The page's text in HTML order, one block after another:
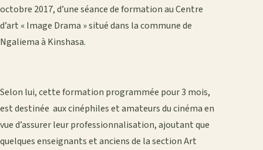
octobre 2017, d’une séance de formation au Centre
d’art « Image Drama » situé dans la commune de
Ngaliema à Kinshasa.
Selon lui, cette formation programmée pour 3 mois,
est destinée aux cinéphiles et amateurs du cinéma en
vue d’assurer leur professionnalisation, ajoutant que
quelques enseignants et anciens de la section Art